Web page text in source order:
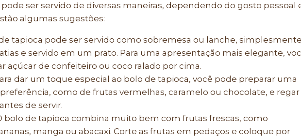
ser servido de diversas maneiras, dependendo do gosto pessoal
algumas sugestões:
tapioca pode ser servido como sobremesa ou lanche,
e servido em um prato. Para uma apresentação mais elegante,
açúcar de confeiteiro ou coco ralado por cima.
dar um toque especial ao bolo de tapioca, você pode preparar uma
como de frutas vermelhas, caramelo ou chocolate, e regar
de servir.
bolo de tapioca combina muito bem com frutas frescas, como
manga ou abacaxi. Corte as frutas em pedaços e coloque por